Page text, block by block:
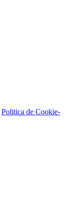
Politica de Cookie-